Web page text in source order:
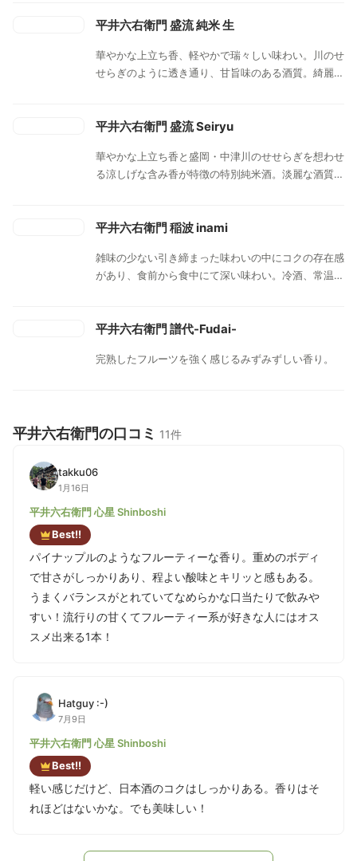
平井六右衛門 盛流 純米 生
華やかな上立ち香、軽やかで瑞々しい味わい。川のせ
せらぎのように透き通り、甘旨味のある酒質。綺麗な
平井六右衛門 盛流 Seiryu
華やかな上立ち香と盛岡・中津川のせせらぎを想わせ
る涼しげな含み香が特徴の特別純米酒。淡麗な酒質の
平井六右衛門 稲波 inami
雑味の少ない引き締まった味わいの中にコクの存在感
があり、食前から食中にて深い味わい。冷酒、常温、
平井六右衛門 譜代-Fudai-
完熟したフルーツを強く感じるみずみずしい香り。
平井六右衛門の口コミ 11件
takku06
1月16日
平井六右衛門 心星 Shinboshi
Best!!
パイナップルのようなフルーティーな香り。重めのボディ
で甘さがしっかりあり、程よい酸味とキリッと感もある。
うまくバランスがとれていてなめらかな口当たりで飲みや
すい！流行りの甘くてフルーティー系が好きな人にはオス
スメ出来る1本！
Hatguy :-)
7月9日
平井六右衛門 心星 Shinboshi
Best!!
軽い感じだけど、日本酒のコクはしっかりある。香りはそ
れほどはないかな。でも美味しい！